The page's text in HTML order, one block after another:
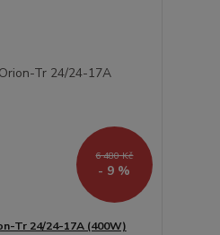
6 480 Kč
- 9 %
Tr 24/24-17A (400W)